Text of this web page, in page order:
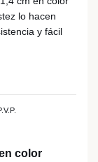
lo hacen
y fácil
color